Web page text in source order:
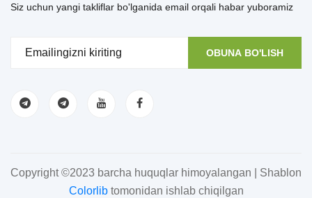
Siz uchun yangi takliflar bo'lganida email orqali habar yuboramiz
OBUNA BO'LISH
Copyright ©2023 barcha huquqlar himoyalangan | Shablon
Colorlibtomonidan ishlab chiqilgan